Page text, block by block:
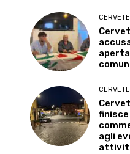
finisce
agli